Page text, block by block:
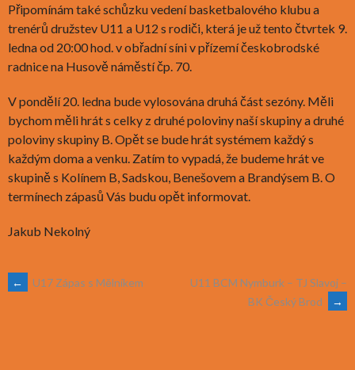
Připomínám také schůzku vedení basketbalového klubu a
trenérů družstev U11 a U12 s rodiči, která je už tento čtvrtek 9.
ledna od 20:00 hod. v obřadní síni v přízemí českobrodské
radnice na Husově náměstí čp. 70.
V pondělí 20. ledna bude vylosována druhá část sezóny. Měli
bychom měli hrát s celky z druhé poloviny naší skupiny a druhé
poloviny skupiny B. Opět se bude hrát systémem každý s
každým doma a venku. Zatím to vypadá, že budeme hrát ve
skupině s Kolínem B, Sadskou, Benešovem a Brandýsem B. O
termínech zápasů Vás budu opět informovat.
Jakub Nekolný
POST
← U17 Zápas s Mělníkem
U11 BCM Nymburk – TJ Slavoj –
BK Český Brod
→